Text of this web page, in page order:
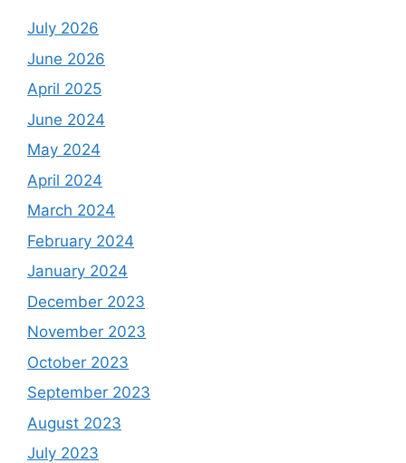
July 2026
June 2026
April 2025
June 2024
May 2024
April 2024
March 2024
February 2024
January 2024
December 2023
November 2023
October 2023
September 2023
August 2023
July 2023